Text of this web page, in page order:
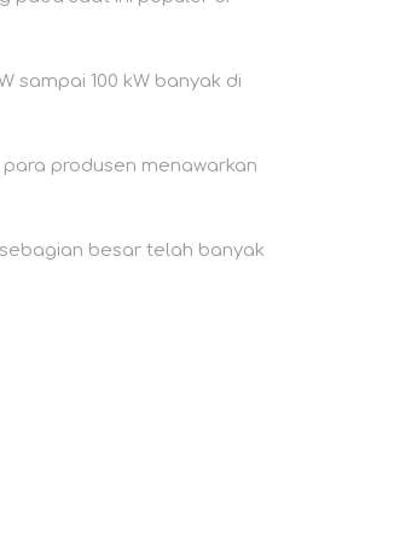
sampai 100 kW banyak di
produsen menawarkan
besar telah banyak